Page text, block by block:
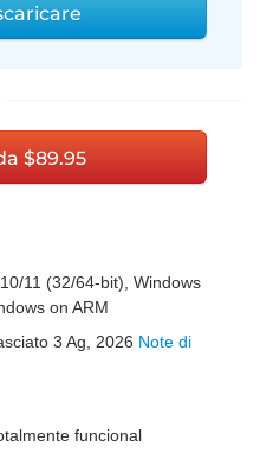
$89.95
11 (32/64-bit), Windows
on ARM
3 Ag, 2026 Note di
funcional